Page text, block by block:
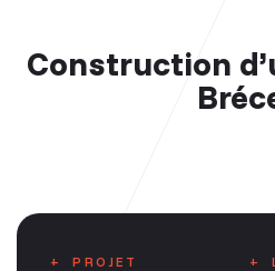
Construction
PROJET